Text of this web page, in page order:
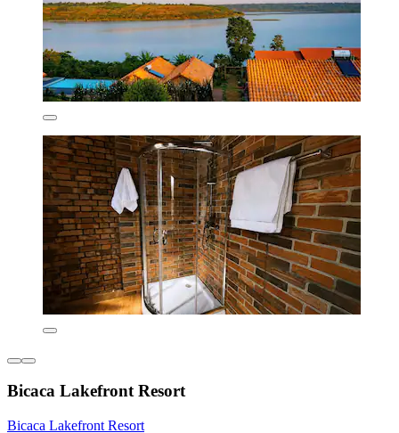
Bicaca Lakefront Resort
Bicaca Lakefront Resort